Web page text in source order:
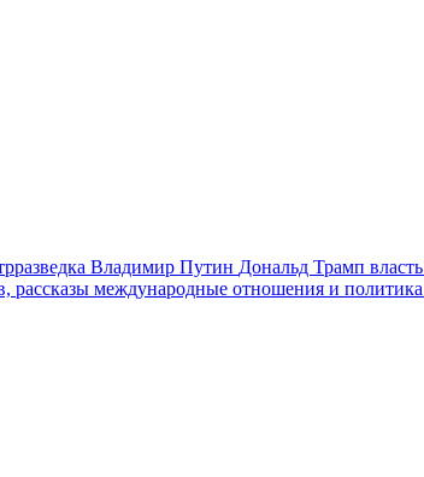
Владимир Путин Дональд Трамп власть
рассказы международные отношения и политика